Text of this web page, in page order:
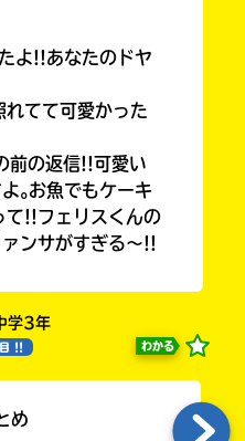
よ!!あなたのドヤ
れてて可愛かった
前の返信!!可愛い
｡お魚でもケーキ
て!!フェリスくんの
ンサがすぎる〜!!
学3年
!! わかる
め